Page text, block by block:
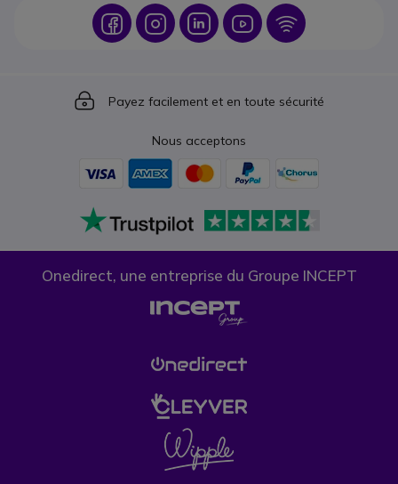
Icon IconIcon Icon Icon
Icon
Payez facilement et en toute sécurité
Nous acceptons
Onedirect, une entreprise du Groupe INCEPT